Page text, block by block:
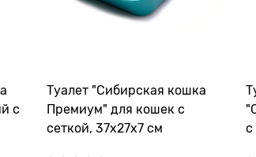
с
Туалет "Сибирская кошка
Премиум" для кошек с
сеткой, 37x27x7 см
с